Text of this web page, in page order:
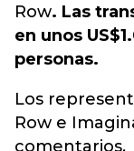
Row. Las
en unos
personas.
Los
Row e
comentarios.